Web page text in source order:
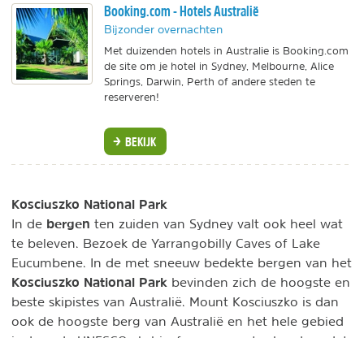
Booking.com - Hotels Australië
Bijzonder overnachten
Met duizenden hotels in Australie is Booking.com
de site om je hotel in Sydney, Melbourne, Alice
Springs, Darwin, Perth of andere steden te
reserveren!
BEKIJK
Kosciuszko National Park
In de bergen ten zuiden van Sydney valt ook heel wat
te beleven. Bezoek de Yarrangobilly Caves of Lake
Eucumbene. In de met sneeuw bedekte bergen van het
Kosciuszko National Park bevinden zich de hoogste en
beste skipistes van Australië. Mount Kosciuszko is dan
ook de hoogste berg van Australië en het hele gebied